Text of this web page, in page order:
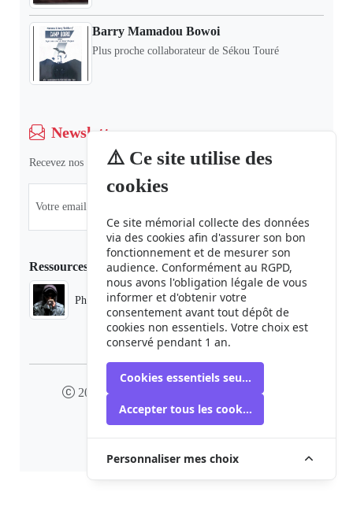
⚠️ Ce site utilise des
cookies
Ce site mémorial collecte des données
via des cookies afin d'assurer son bon
fonctionnement et de mesurer son
audience. Conformément au RGPD,
nous avons l'obligation légale de vous
informer et d'obtenir votre
consentement avant tout dépôt de
cookies non essentiels. Votre choix est
conservé pendant 1 an.
Cookies essentiels seulement
Accepter tous les cookies
Personnaliser mes choix
Barry Mamadou Bowoi
Plus proche collaborateur de Sékou Touré
Newsletter
Recevez nos dernières informations et actualités.
Ressources
Phaduba camp boiro
2024 camp-boiro.org - Tous droits réservés
Mémorial des Victimes du Camp Boiro